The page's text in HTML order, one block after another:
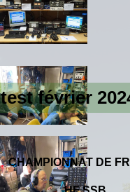
février
CHAMPIONNAT DE